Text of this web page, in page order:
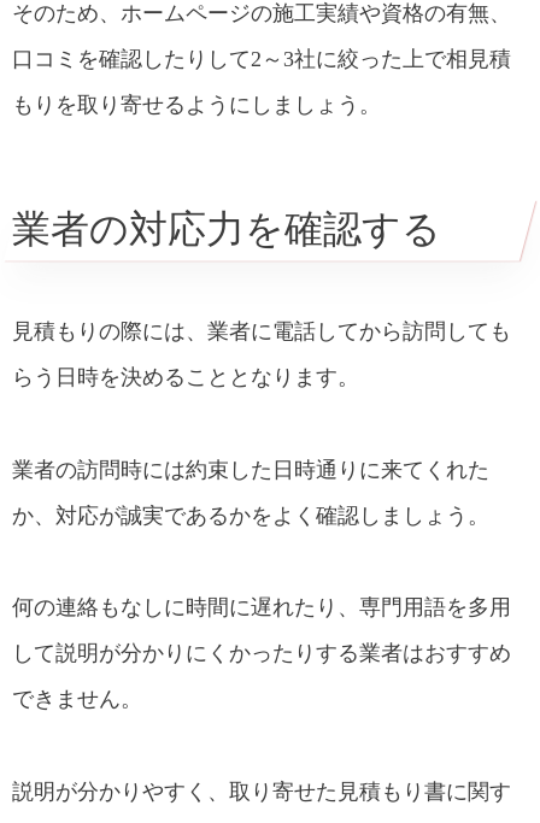
そのため、ホームページの施工実績や資格の有無、
口コミを確認したりして2～3社に絞った上で相見積
もりを取り寄せるようにしましょう。
業者の対応力を確認する
見積もりの際には、業者に電話してから訪問しても
らう日時を決めることとなります。
業者の訪問時には約束した日時通りに来てくれた
か、対応が誠実であるかをよく確認しましょう。
何の連絡もなしに時間に遅れたり、専門用語を多用
して説明が分かりにくかったりする業者はおすすめ
できません。
説明が分かりやすく、取り寄せた見積もり書に関す